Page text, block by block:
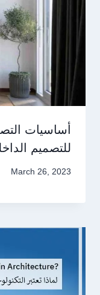
للتصميم
March 26, 2023